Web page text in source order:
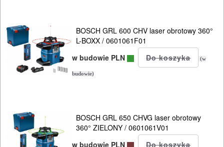
BOSCH GRL 600 CHV laser obrotowy 360°
L-BOXX / 0601061F01
w budowie PLN
(w
budowie)
BOSCH GRL 650 CHVG laser obrotowy
360° ZIELONY / 0601061V01
w budowie PLN